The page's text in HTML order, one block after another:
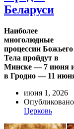
Беларуси
Наиболее
многолюдные
процессии Божьего
Тела пройдут в
Минске — 7 июня
в Гродно — 11
июня 1, 2026
Церковь